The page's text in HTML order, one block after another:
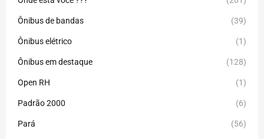
Ônibus de bandas (39)
Ônibus elétrico (1)
Ônibus em destaque (128)
Open RH (1)
Padrão 2000 (6)
Pará (56)